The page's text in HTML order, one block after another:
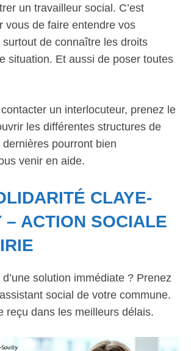
un travailleur social. C’est
vous de faire entendre vos
de connaître les droits
situation. Et aussi de poser toutes
un interlocuteur, prenez le
les différentes structures de
pourront bien
venir en aide.
CLAYE-
– ACTION SOCIALE
solution immédiate ? Prenez
social de votre commune.
reçu dans les meilleurs délais.